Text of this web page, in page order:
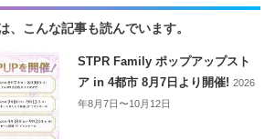
、こんな記事も読んでいます。
STPR Family ポップアップスト
ア in 4都市 8月7日より開催!2026
年8月7日〜10月12日